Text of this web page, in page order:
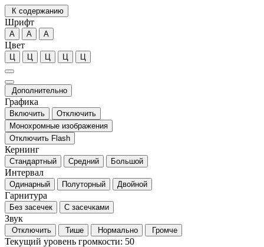
К содержанию
Шрифт
А А А
Цвет
Ц Ц Ц Ц Ц
Дополнительно
Графика
Включить
Отключить
Монохромные изображения
Отключить Flash
Кернинг
Стандартный Средний Большой
Интервал
Одинарный Полуторный Двойной
Гарнитура
Без засечек С засечками
Звук
Отключить Тише Нормально Громче
Текущий уровень громкости: 50